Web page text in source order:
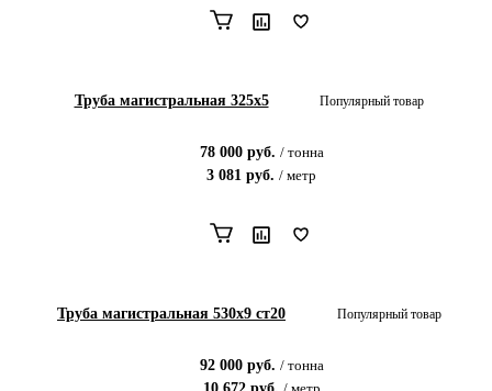
Труба магистральная 325х5 Популярный товар
78 000руб. / тонна
3 081 руб. / метр
Труба магистральная 530х9 ст20 Популярный товар
92 000руб. / тонна